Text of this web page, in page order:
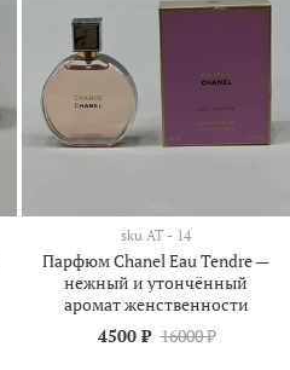
sku АТ - 14
Парфюм Chanel Eau Tendre —
нежный и утончённый
аромат женственности
4500 ₽ 16000 ₽